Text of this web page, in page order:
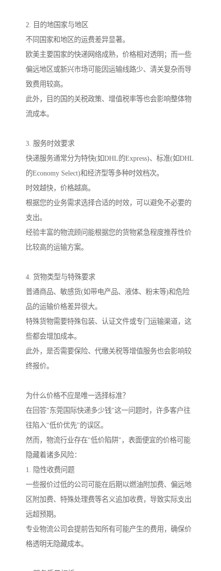
2. 目的地国家与地区
不同国家和地区的运费差异显著。
欧美主要国家的快递网络成熟，价格相对透明；而一些
偏远地区或新兴市场可能因运输线路少、清关复杂而导
致费用较高。
此外，目的国的关税政策、增值税率等也会影响整体物
流成本。
3. 服务时效要求
快递服务通常分为特快(如DHL的Express)、标准(如DHL
的Economy Select)和经济型等多种时效档次。
时效越快，价格越高。
根据您的业务需求选择合适的时效，可以避免不必要的
支出。
经验丰富的物流顾问能根据您的货物紧急程度推荐性价
比较高的运输方案。
4. 货物类型与特殊要求
普通商品、敏感货(如带电产品、液体、粉末等)和危险
品的运输价格差异很大。
特殊货物需要特殊包装、认证文件或专门运输渠道，这
些都会增加成本。
此外，是否需要保险、代缴关税等增值服务也会影响较
终报价。
为什么价格不应是唯一选择标准？
在回答"东莞国际快递多少钱"这一问题时，许多客户往
往陷入"低价优先"的误区。
然而，物流行业存在"低价陷阱"，表面便宜的价格可能
隐藏着诸多风险：
1. 隐性收费问题
一些报价过低的公司可能在后期以燃油附加费、偏远地
区附加费、特殊处理费等名义追加收费，导致实际支出
远超预期。
专业物流公司会提前告知所有可能产生的费用，确保价
格透明无隐藏成本。